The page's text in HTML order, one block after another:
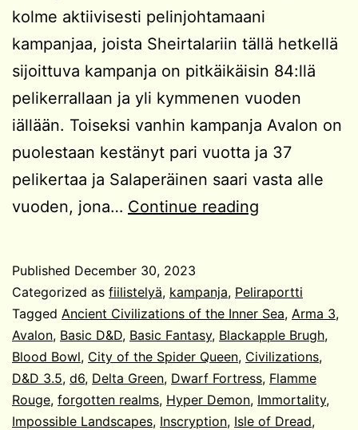
kolme aktiivisesti pelinjohtamaani
kampanjaa, joista Sheirtalariin tällä hetkellä
sijoittuva kampanja on pitkäikäisin 84:llä
pelikerrallaan ja yli kymmenen vuoden
iällään. Toiseksi vanhin kampanja Avalon on
puolestaan kestänyt pari vuotta ja 37
pelikertaa ja Salaperäinen saari vasta alle
vuoden, jona… Continue reading
Published December 30, 2023
Categorized as fiilistelyä, kampanja, Peliraportti
Tagged Ancient Civilizations of the Inner Sea, Arma 3,
Avalon, Basic D&D, Basic Fantasy, Blackapple Brugh,
Blood Bowl, City of the Spider Queen, Civilizations,
D&D 3.5, d6, Delta Green, Dwarf Fortress, Flamme
Rouge, forgotten realms, Hyper Demon, Immortality,
Impossible Landscapes, Inscryption, Isle of Dread,